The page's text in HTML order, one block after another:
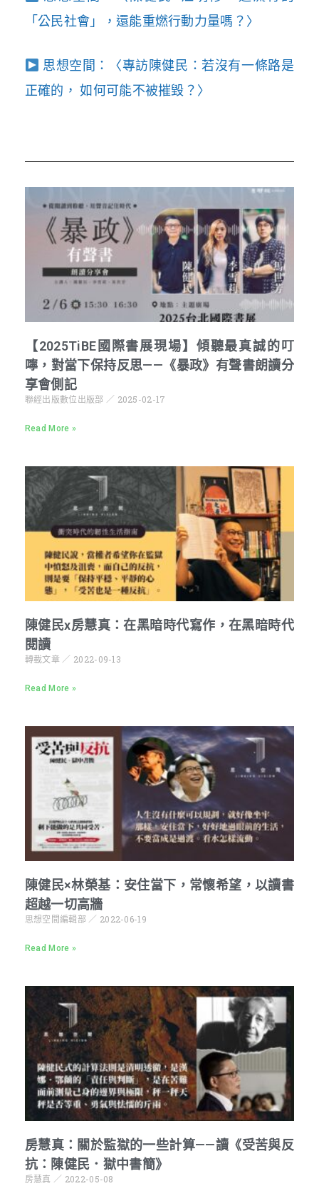
「公民社會」，還能重燃行動力量嗎？〉
思想空間：〈專訪陳健民：若沒有一條路是
正確的， 如何可能不被摧毀？〉
【2025TiBE國際書展現場】傾聽最真誠的叮
嚀，對當下保持反思——《暴政》有聲書朗讀分
享會側記
聯經出版數位出版部 2025-02-17
Read More »
陳健民x房慧真：在黑暗時代寫作，在黑暗時代
閱讀
轉載文章 2022-09-13
Read More »
陳健民×林榮基：安住當下，常懷希望，以讀書
超越一切高牆
思想空間編輯部 2022-06-19
Read More »
房慧真：關於監獄的一些計算——讀《受苦與反
抗：陳健民．獄中書簡》
房慧真 2022-05-08